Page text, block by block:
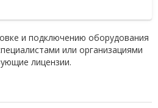
и подключению оборудования
или организациями
лицензии.